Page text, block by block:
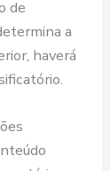
de
a
haverá